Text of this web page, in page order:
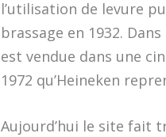
l’utilisation de levure
brassage en 1932.
est vendue dans une
1972 qu’Heineken
Aujourd’hui le site fait